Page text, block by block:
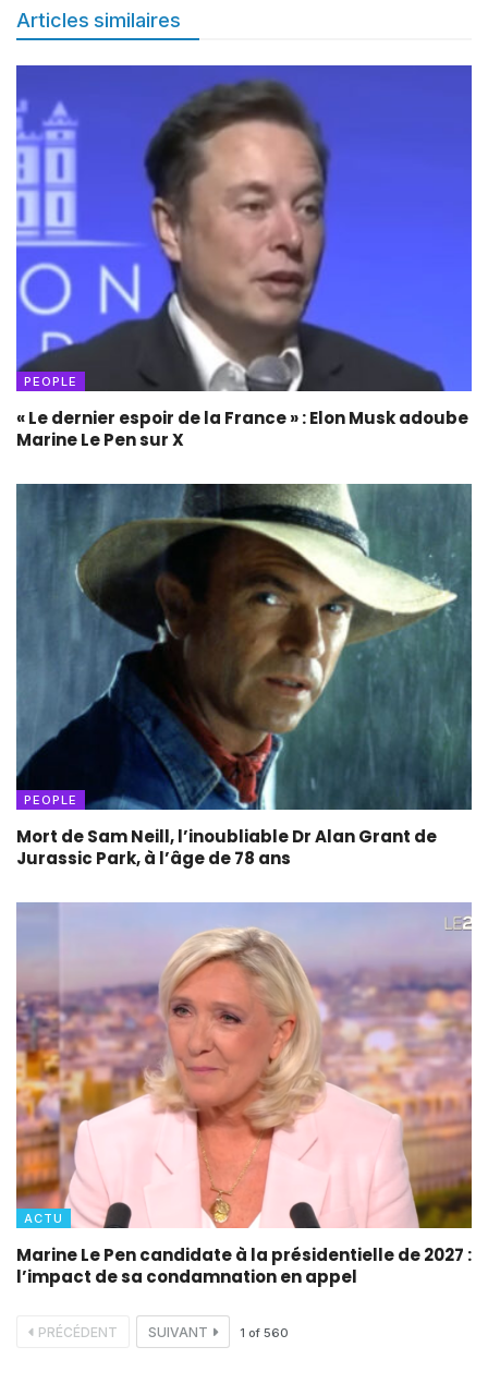
Articles similaires
PEOPLE
« Le dernier espoir de la France » : Elon Musk adoube
Marine Le Pen sur X
PEOPLE
Mort de Sam Neill, l’inoubliable Dr Alan Grant de
Jurassic Park, à l’âge de 78 ans
ACTU
Marine Le Pen candidate à la présidentielle de 2027 :
l’impact de sa condamnation en appel
PRÉCÉDENT SUIVANT 1 of 560